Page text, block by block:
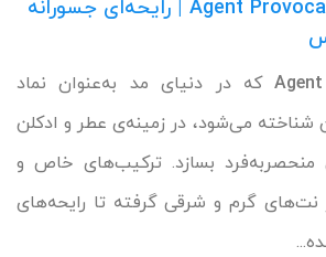
✨ خرید عطر Agent Provocateur | رایحه‌ای جسورانه
که در دنیای مد به‌عنوان نماد
می‌شود، در زمینه‌ی عطر و ادکلن
بسازد. ترکیب‌های خاص و
نت‌های گرم و شرقی گرفته تا رایحه‌های